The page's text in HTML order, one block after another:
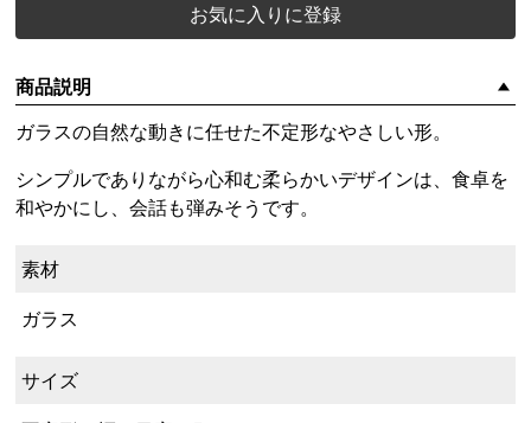
お気に入りに登録
商品説明
ガラスの自然な動きに任せた不定形なやさしい形。
シンプルでありながら心和む柔らかいデザインは、食卓を
和やかにし、会話も弾みそうです。
素材
ガラス
サイズ